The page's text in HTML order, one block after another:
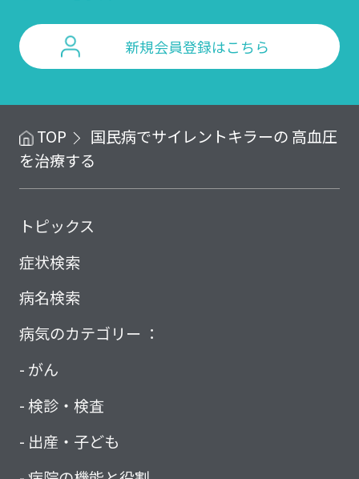
新規会員登録はこちら
TOP
国民病でサイレントキラーの 高血圧
を治療する
トピックス
症状検索
病名検索
病気のカテゴリー ：
がん
検診・検査
出産・子ども